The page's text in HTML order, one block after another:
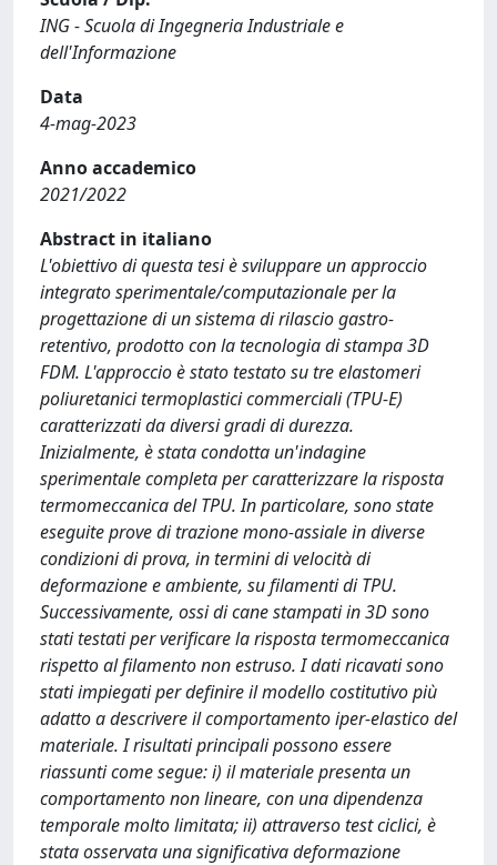
ING - Scuola di Ingegneria Industriale e
dell'Informazione
Data
4-mag-2023
Anno accademico
2021/2022
Abstract in italiano
L'obiettivo di questa tesi è sviluppare un approccio
integrato sperimentale/computazionale per la
progettazione di un sistema di rilascio gastro-
retentivo, prodotto con la tecnologia di stampa 3D
FDM. L'approccio è stato testato su tre elastomeri
poliuretanici termoplastici commerciali (TPU-E)
caratterizzati da diversi gradi di durezza.
Inizialmente, è stata condotta un'indagine
sperimentale completa per caratterizzare la risposta
termomeccanica del TPU. In particolare, sono state
eseguite prove di trazione mono-assiale in diverse
condizioni di prova, in termini di velocità di
deformazione e ambiente, su filamenti di TPU.
Successivamente, ossi di cane stampati in 3D sono
stati testati per verificare la risposta termomeccanica
rispetto al filamento non estruso. I dati ricavati sono
stati impiegati per definire il modello costitutivo più
adatto a descrivere il comportamento iper-elastico del
materiale. I risultati principali possono essere
riassunti come segue: i) il materiale presenta un
comportamento non lineare, con una dipendenza
temporale molto limitata; ii) attraverso test ciclici, è
stata osservata una significativa deformazione